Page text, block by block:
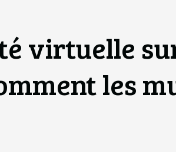
virtuelle
les